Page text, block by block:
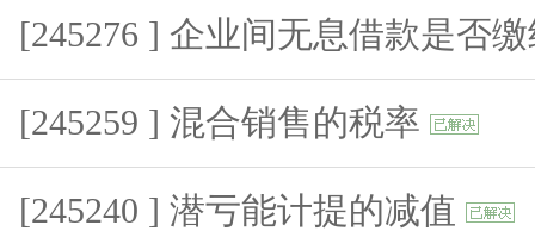
[245276 ] 企业间无息借款是否
[245259 ] 混合销售的税率
[245240 ] 潜亏能计提的减值